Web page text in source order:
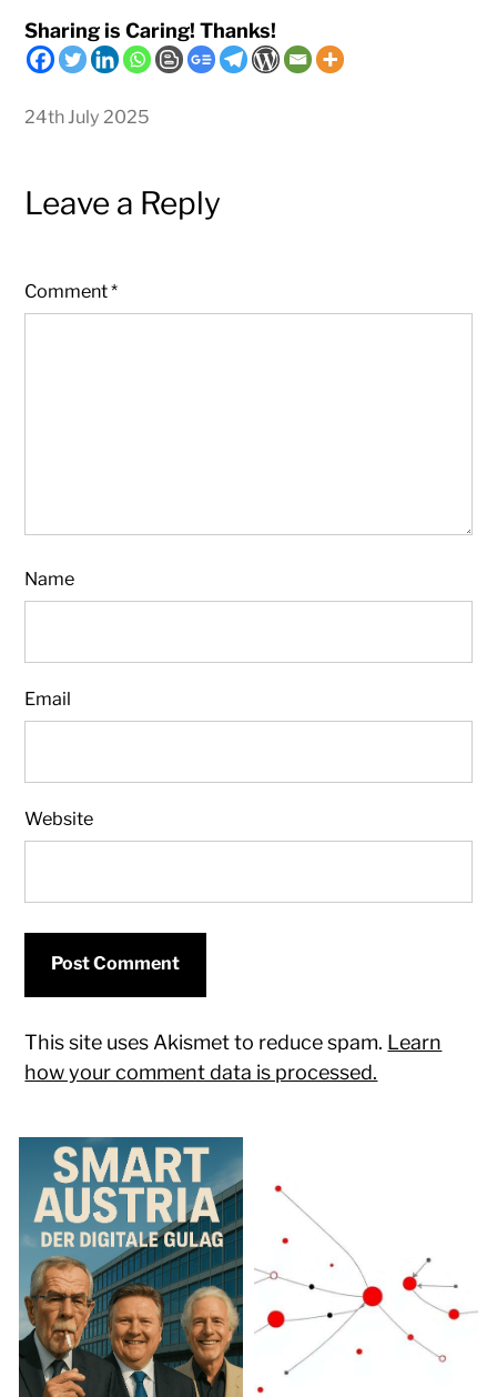
Sharing is Caring! Thanks!
24th July 2025
Leave a Reply
Comment*
Name
Email
Website
This site uses Akismet to reduce spam. Learn
how your comment data is processed.